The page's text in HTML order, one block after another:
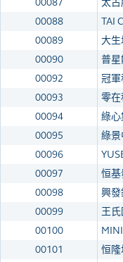
00087
太古
00088
TAI
00089
大
00090
普
00092
冠軍
00093
零在
00094
綠心
00095
綠
00096
00097
恒
00098
興
00099
王
00100
00101
恒